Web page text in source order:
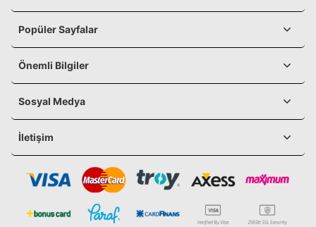
Popüler Sayfalar
Önemli Bilgiler
Sosyal Medya
İletişim